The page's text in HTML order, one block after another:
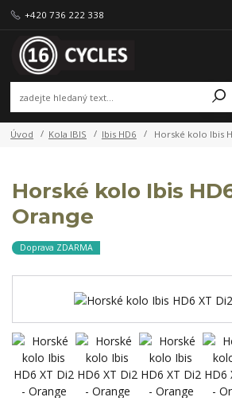
+420 736 222 338
Úvod Kola IBIS Ibis HD6 Horské kolo Ibis
Horské kolo Ibis
Orange
Doprava ZDARMA